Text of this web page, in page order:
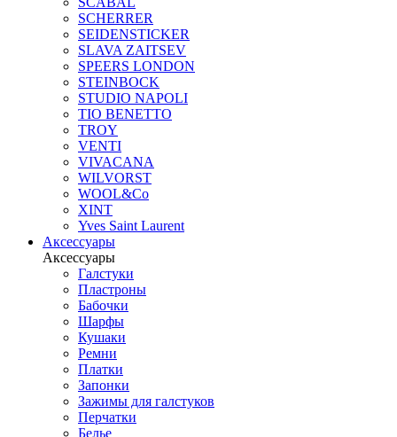
SCHERRER
SEIDENSTICKER
SLAVA ZAITSEV
SPEERS LONDON
STEINBOCK
STUDIO NAPOLI
TIO BENETTO
TROY
VENTI
VIVACANA
WILVORST
WOOL&Co
XINT
Yves Saint Laurent
Аксессуары
Аксессуары
Галстуки
Пластроны
Бабочки
Шарфы
Кушаки
Ремни
Платки
Запонки
Зажимы для галстуков
Перчатки
Белье